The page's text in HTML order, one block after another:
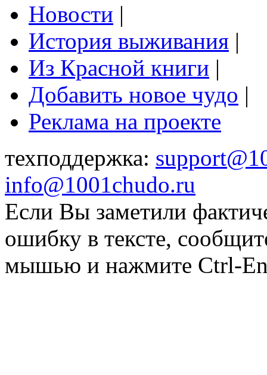
Новости |
История выживания |
Из Красной книги |
Добавить новое чудо |
Реклама на проекте
техподдержка:
info@1001chudo.ru
Если Вы заметили
ошибку в тексте,
мышью и нажмите Ctrl-